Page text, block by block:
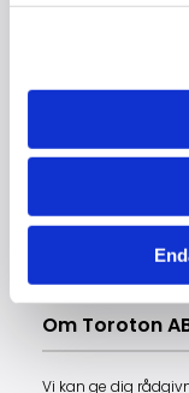
+46705932433
633 47
Om Toroton
Vi kan ge dig